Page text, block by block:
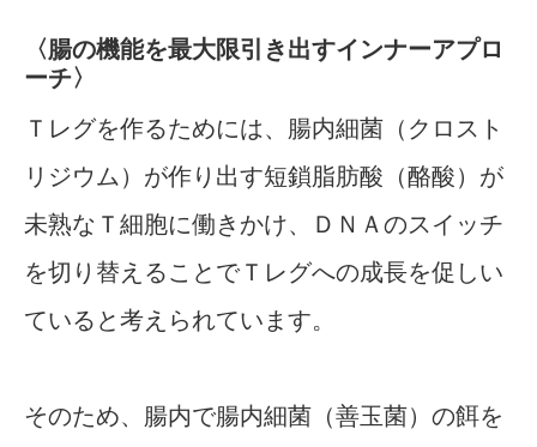
〈腸の機能を最大限引き出すインナーアプロ
ーチ〉
Ｔレグを作るためには、腸内細菌（クロスト
リジウム）が作り出す短鎖脂肪酸（酪酸）が
未熟なＴ細胞に働きかけ、ＤＮＡのスイッチ
を切り替えることでＴレグへの成長を促しい
ていると考えられています。
そのため、腸内で腸内細菌（善玉菌）の餌を